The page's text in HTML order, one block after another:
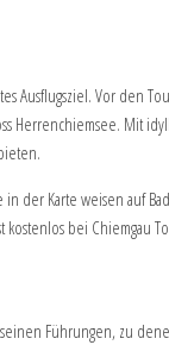
Vor den
Mit
der Karte weisen auf
bei Chiemgau
Führungen, zu